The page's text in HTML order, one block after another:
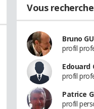
Vous
Bruno
profil
Edouard
profil
Patrice
profil